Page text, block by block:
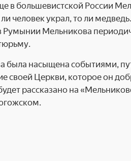
в большевистской России
человек украл, то ли
Мельникова
была насыщена событиями,
своей Церкви, которое он
рассказано на